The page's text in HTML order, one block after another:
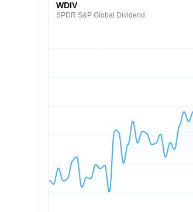
WDIV
SPDR S&P Global Dividend